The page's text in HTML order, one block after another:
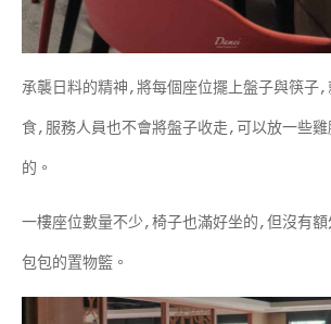
承襲日料的精神,將每個座位擺上盤子與筷子,
食,服務人員也不會將盤子收走,可以放一些雞
的。
一樓座位數量不少,椅子也滿好坐的,但沒有額
包包的置物籃。